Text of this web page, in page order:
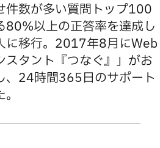
件数が多い質問トップ100
80%以上の正答率を達成し
に移行。2017年8月にWeb
スタント『つなぐ』」がお
、24時間365日のサポート